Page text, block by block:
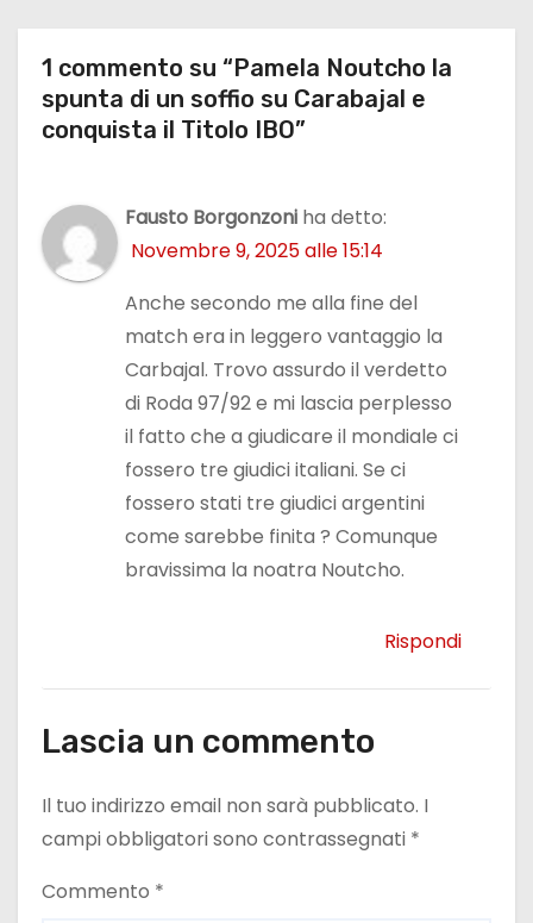
1 commento su “Pamela Noutcho la
spunta di un soffio su Carabajal e
conquista il Titolo IBO”
Fausto Borgonzoni ha detto:
Novembre 9, 2025 alle 15:14
Anche secondo me alla fine del
match era in leggero vantaggio la
Carbajal. Trovo assurdo il verdetto
di Roda 97/92 e mi lascia perplesso
il fatto che a giudicare il mondiale ci
fossero tre giudici italiani. Se ci
fossero stati tre giudici argentini
come sarebbe finita ? Comunque
bravissima la noatra Noutcho.
Rispondi
Lascia un commento
Il tuo indirizzo email non sarà pubblicato. I
campi obbligatori sono contrassegnati *
Commento *